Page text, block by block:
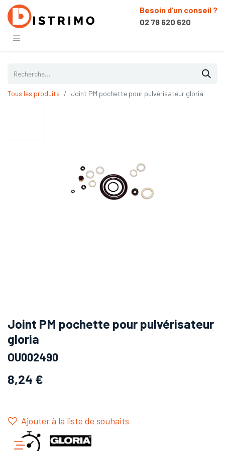
Besoin d’un conseil ?
02 78 620 620
Tous les produits Joint PM pochette pour pulvérisateur gloria
Joint PM pochette pour pulvérisateur
gloria
OU002490
8,24 €
Ajouter à la liste de souhaits